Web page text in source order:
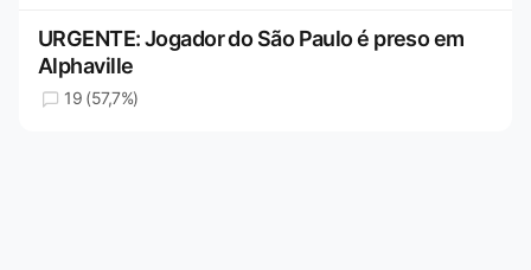
URGENTE: Jogador do São Paulo é preso em
Alphaville
19 (57,7%)